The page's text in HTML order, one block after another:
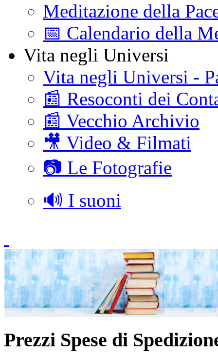
Meditazione della
📅 Calendario della
Vita negli Universi
Vita negli Universi -
📰 Resoconti dei
📰 Vecchio Archivio
🎥 Video & Filmati
📷 Le Fotografie
🔊 I suoni
Prezzi Spese di